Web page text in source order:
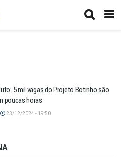
5 mil vagas do Projeto Botinho são
poucas horas
23/12/2024 - 19:50